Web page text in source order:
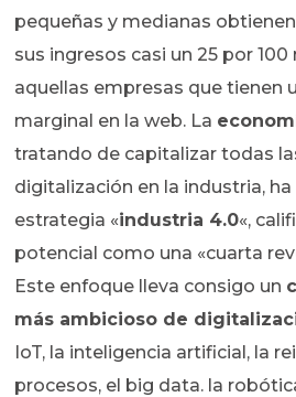
pequeñas y medianas
sus ingresos casi un 25 por
aquellas empresas que tienen
marginal en la web. La
tratando de capitalizar todas
digitalización en la industria,
estrategia «industria 4.0«,
potencial como una «cuarta
Este enfoque lleva consigo un
más ambicioso de
IoT, la inteligencia artificial, la
procesos, el big data. la